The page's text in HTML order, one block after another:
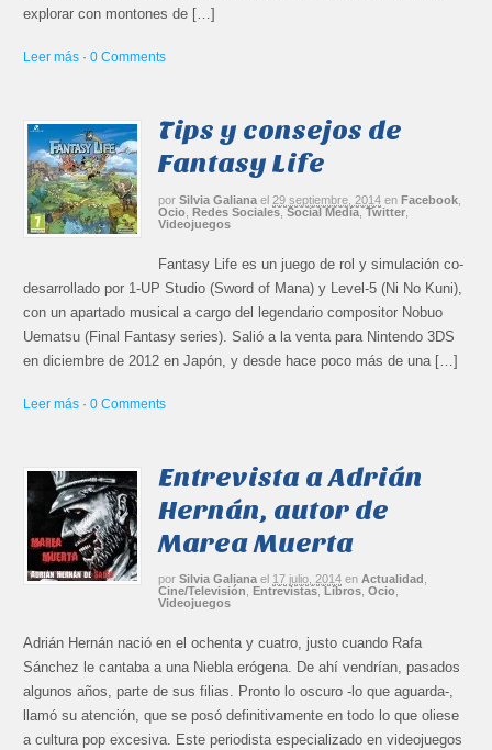
explorar con montones de […]
Leer más ·0 Comments
Tips y consejos de
Fantasy Life
por Silvia Galiana el 29 septiembre, 2014 en Facebook
Ocio ,Redes Sociales,Social Media,Twitter
Videojuegos
Fantasy Life es un juego de rol y simulación co-
desarrollado por 1-UP Studio (Sword of Mana) y Level-5 (Ni No Kuni),
con un apartado musical a cargo del legendario compositor Nobuo
Uematsu (Final Fantasy series). Salió a la venta para Nintendo 3DS
en diciembre de 2012 en Japón, y desde hace poco más de una […]
Leer más ·0 Comments
Entrevista a Adrián
Hernán, autor de
Marea Muerta
por Silvia Galiana el 17 julio, 2014 en Actualidad ,
Cine/Televisión, Entrevistas, Libros,Ocio,
Videojuegos
Adrián Hernán nació en el ochenta y cuatro, justo cuando Rafa
Sánchez le cantaba a una Niebla erógena. De ahí vendrían, pasados
algunos años, parte de sus filias. Pronto lo oscuro -lo que aguarda-,
llamó su atención, que se posó definitivamente en todo lo que oliese
a cultura pop excesiva. Este periodista especializado en videojuegos